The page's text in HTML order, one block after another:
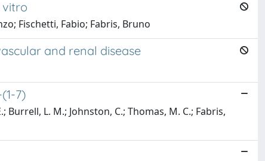
vitro
Fischetti, Fabio; Fabris, Bruno
and renal disease
7)
L. M.; Johnston, C.; Thomas, M. C.; Fabris,